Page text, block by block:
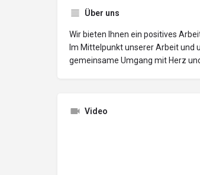
Über uns
Wir bieten Ihnen ein positives
Im Mittelpunkt unserer Arbeit und
gemeinsame Umgang mit Herz
Video